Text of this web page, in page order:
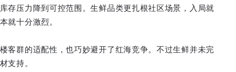
存压力降到可控范围。生鲜品类更扎根社区场景，入局就
就十分激烈。
客群的适配性，也巧妙避开了红海竞争。不过生鲜并未完
支持。